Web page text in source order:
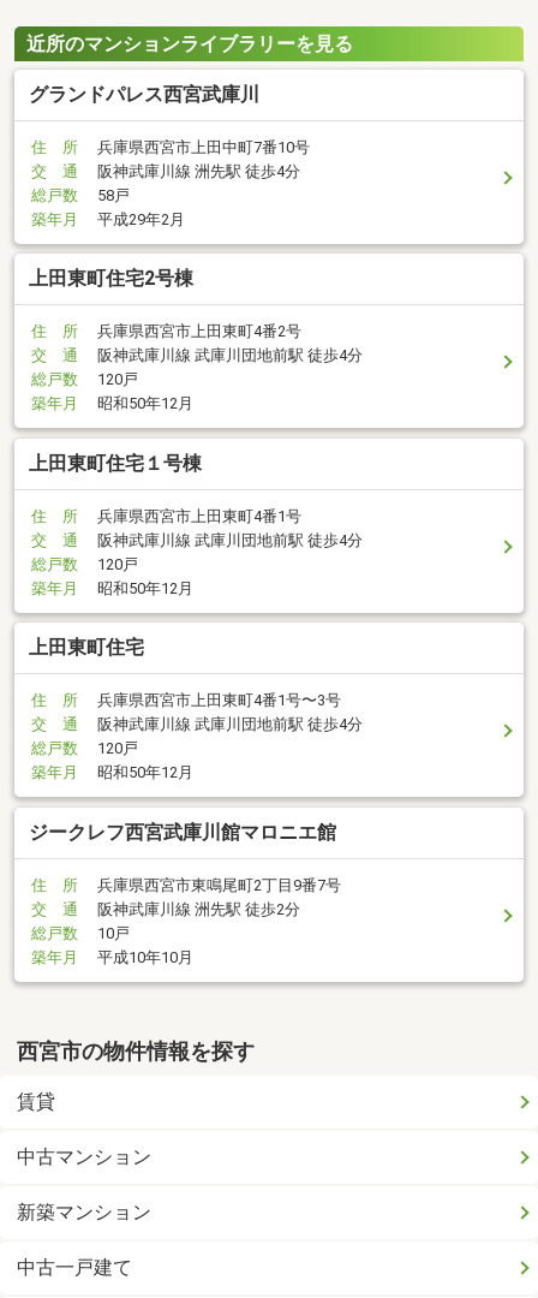
近所のマンションライブラリーを見る
グランドパレス西宮武庫川
住 所
兵庫県西宮市上田中町7番10号
交 通
阪神武庫川線 洲先駅 徒歩4分
総戸数
58戸
築年月
平成29年2月
上田東町住宅2号棟
住 所
兵庫県西宮市上田東町4番2号
交 通
阪神武庫川線 武庫川団地前駅 徒歩4分
総戸数
120戸
築年月
昭和50年12月
上田東町住宅１号棟
住 所
兵庫県西宮市上田東町4番1号
交 通
阪神武庫川線 武庫川団地前駅 徒歩4分
総戸数
120戸
築年月
昭和50年12月
上田東町住宅
住 所
兵庫県西宮市上田東町4番1号〜3号
交 通
阪神武庫川線 武庫川団地前駅 徒歩4分
総戸数
120戸
築年月
昭和50年12月
ジークレフ西宮武庫川館マロニエ館
住 所
兵庫県西宮市東鳴尾町2丁目9番7号
交 通
阪神武庫川線 洲先駅 徒歩2分
総戸数
10戸
築年月
平成10年10月
西宮市の物件情報を探す
賃貸
中古マンション
新築マンション
中古一戸建て